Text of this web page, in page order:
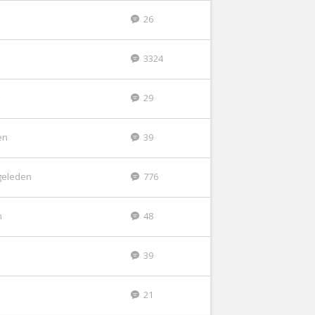
26
3324
29
39
776
48
39
21